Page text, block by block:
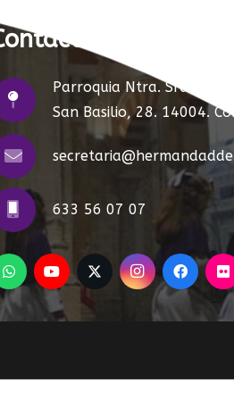
Parroquia Ntra. Sra. de la
San Basilio, 28. 14004.
633 56 07 07